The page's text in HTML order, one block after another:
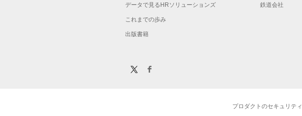
データで見るHRソリューションズ
これまでの歩み
出版書籍
鉄道会社
プロダクトのセキュリティ